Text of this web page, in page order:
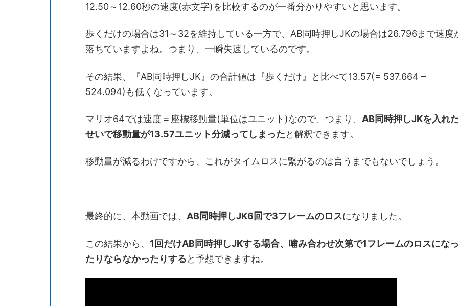
12.50～12.60秒の速度(赤文字)を比較するのが一番分かりやすいと思います。
歩くだけの場合は31～32を維持している一方で、AB同時押しJKの場合は26.796まで速度
落ちていますよね。つまり、一瞬失速しているのです。
その結果、『AB同時押しJK』の合計値は『歩くだけ』と比べて13.57(= 537.664 –
524.094)も低くなっています。
マリオ64では速度＝座標移動量(単位はユニット)なので、つまり、 AB同時押しJKを入れ
せいで移動量が13.57ユニット分減ってしまったと解釈できます。
移動量が減るわけですから、これがタイムロスに繋がるのは言うまでもないでしょう。
最終的に、本動画では、 AB同時押しJK6回で3フレームのロスになりました。
この結果から、 1回だけAB同時押しJKする場合、噛み合わせ次第で1フレームのロスにな
たりならなかったりすると予想できますね。